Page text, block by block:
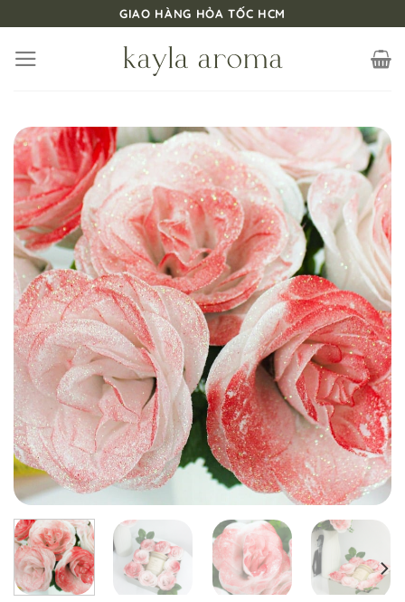
nội
GIAO HÀNG HỎA TỐC HCM